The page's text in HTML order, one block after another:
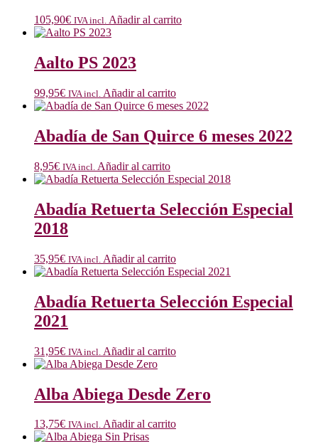
105,90€ IVA incl. Añadir al carrito
Aalto PS 2023
99,95€ IVA incl. Añadir al carrito
Abadía de San Quirce 6 meses 2022
8,95€ IVA incl. Añadir al carrito
Abadía Retuerta Selección Especial
2018
35,95€ IVA incl. Añadir al carrito
Abadía Retuerta Selección Especial
2021
31,95€ IVA incl. Añadir al carrito
Alba Abiega Desde Zero
13,75€ IVA incl. Añadir al carrito